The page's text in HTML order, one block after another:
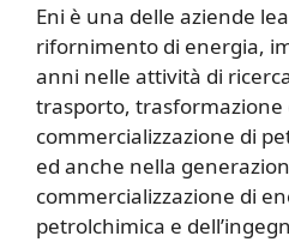
Eni è una delle aziende
rifornimento di energia,
anni nelle attività di
trasporto, trasformazione
commercializzazione di
ed anche nella
commercializzazione di
petrolchimica e